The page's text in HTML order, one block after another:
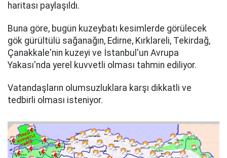
haritası paylaşıldı.
Buna göre, bugün kuzeybatı kesimlerde görülecek
gök gürültülü sağanağın, Edirne, Kırklareli, Tekirdağ,
Çanakkale'nin kuzeyi ve İstanbul'un Avrupa
Yakası'nda yerel kuvvetli olması tahmin ediliyor.
Vatandaşların olumsuzluklara karşı dikkatli ve
tedbirli olması isteniyor.